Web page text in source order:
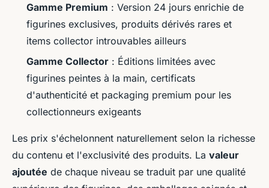
Gamme Premium : Version 24 jours enrichie de
figurines exclusives, produits dérivés rares et
items collector introuvables ailleurs
Gamme Collector : Éditions limitées avec
figurines peintes à la main, certificats
d'authenticité et packaging premium pour les
collectionneurs exigeants
Les prix s'échelonnent naturellement selon la richesse
du contenu et l'exclusivité des produits. La valeur
ajoutée de chaque niveau se traduit par une qualité